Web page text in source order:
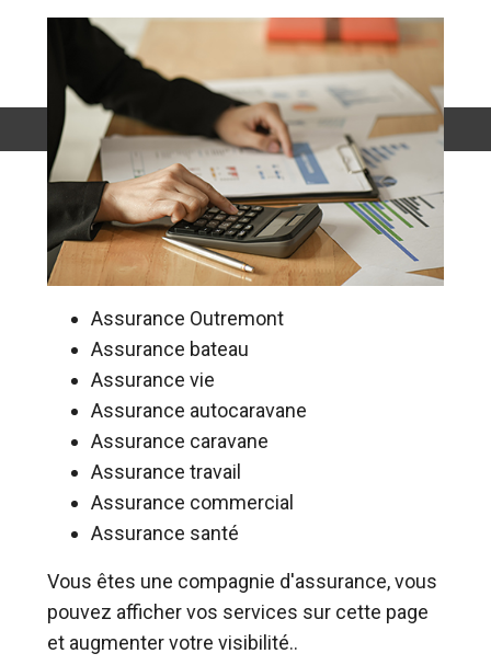
Assurance Outremont
Assurance bateau
Assurance vie
Assurance autocaravane
Assurance caravane
Assurance travail
Assurance commercial
Assurance santé
Vous êtes une compagnie d'assurance, vous
pouvez afficher vos services sur cette page
et augmenter votre visibilité..